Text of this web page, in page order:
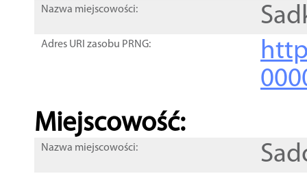
Nazwa miejscowości:
Adres URI zasobu PRNG:
Miejscowość:
Nazwa miejscowości: